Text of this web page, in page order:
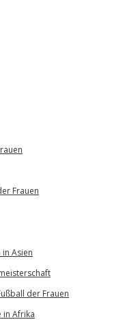
Frauen
Asien
der Frauen
in Afrika